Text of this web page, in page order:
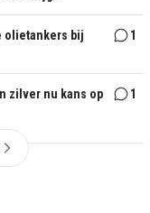
olietankers bij
1
zilver nu kans op
1